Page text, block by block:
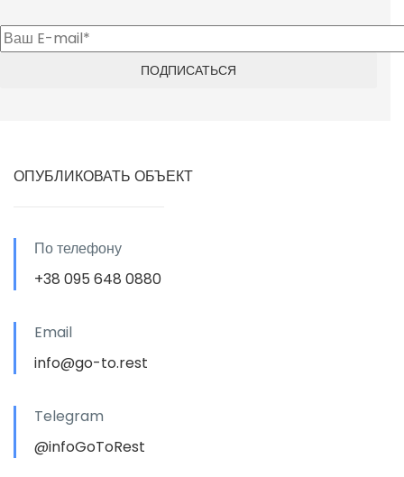
ОПУБЛИКОВАТЬ ОБЪЕКТ
По телефону
+38 095 648 0880
Email
info@go-to.rest
Telegram
@infoGoToRest